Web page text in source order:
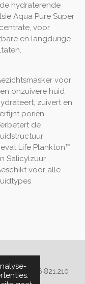
hydraterende
Aqua Pure Super
voor
en langdurige
voor
onzuivere huid
zuivert en
poriën
de
Life Plankton™
Salicylzuur
voor alle
BE
0466.821.210